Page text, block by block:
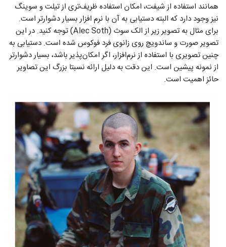
همانند استفاده از شیفت، امکان استفاده ظریف‌تری از تیلت و سوینگ
نیز وجود دارد که البته دستیابی به آن با نرم افزار بسیار دشوارتر است.
برای مثال به تصویر زیر از الک سوث (Alec Soth) توجه کنید. در این
تصویر صورت و ساندویچ روی زانوی فرد فوکوس شده است. دستیابی به
چنین تصویری با استفاده از نرم‌افزار، اگر امکان‌پذیر باشد، بسیار دشوار‌تر
از نمونه پیشین است. این دقت به دلیل ارائه نسبتا بزرگ این تصاویر
حائز اهمیت است.